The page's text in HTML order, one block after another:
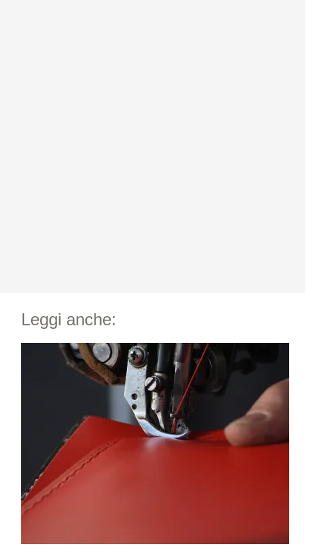
Leggi anche: